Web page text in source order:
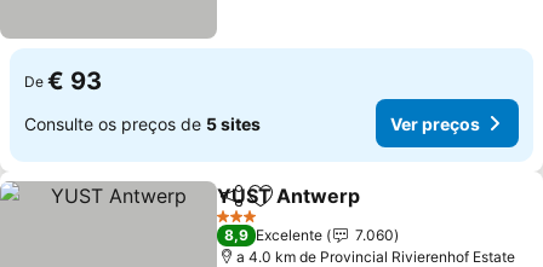
De € 93
Consulte os preços de 5 sites Ver preços
PartilharAdicionar aos favoritos
YUST Antwerp
3 Estrelas
8,9 Excelente
7.060
a 4.0 km de Provincial Rivierenhof Estate